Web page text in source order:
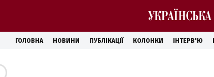
ГОЛОВНА НОВИНИ ПУБЛІКАЦІЇ КОЛОНКИ ІНТЕРВ'Ю